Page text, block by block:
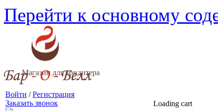
Перейти к основному
Магазин для кондитера
Войти /Регистрация
Заказать звонок
Loading cart